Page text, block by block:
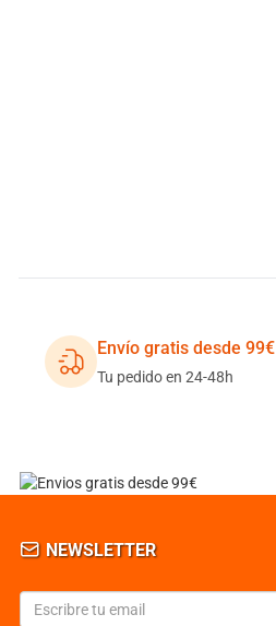
Envío gratis desde 99€
Tu pedido en 24-48h
NEWSLETTER